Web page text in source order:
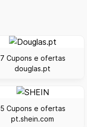
7 Cupons e ofertas
douglas.pt
5 Cupons e ofertas
pt.shein.com